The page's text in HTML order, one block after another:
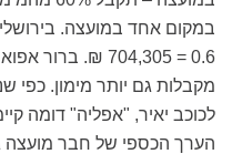
0.6 = 704,305 ₪.
מקבלות גם יותר מימון. כפי
לכוכב יאיר, "אפליה" דומה
הערך הכספי של חבר מועצה